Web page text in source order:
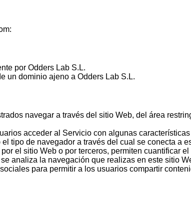
por Odders Lab S.L.
un dominio ajeno a Odders Lab S.L.
navegar a través del sitio Web, del área
acceder al Servicio con algunas
tipo de navegador a través del cual se conecta a
el sitio Web o por terceros, permiten cuantificar
analiza la navegación que realizas en este sitio
para permitir a los usuarios compartir